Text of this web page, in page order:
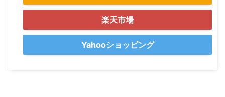
楽天市場
Yahooショッピング